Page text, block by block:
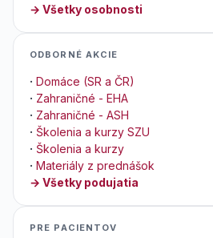
→ Všetky osobnosti
ODBORNÉ AKCIE
· Domáce (SR a ČR)
· Zahraničné - EHA
· Zahraničné - ASH
· Školenia a kurzy SZU
· Školenia a kurzy
· Materiály z prednášok
→ Všetky podujatia
PRE PACIENTOV